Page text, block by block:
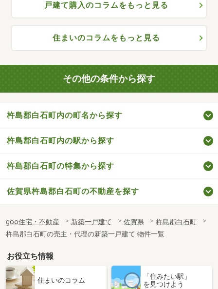
戸建て購入のコラムをもっと見る
住まいのコラムをもっと見る
その他の条件から探す
杵島郡白石町内の町名から探す
杵島郡白石町内の駅から探す
杵島郡白石町の特集から探す
佐賀県杵島郡白石町の不動産を探す
goo住宅・不動産 新築一戸建て 佐賀県
杵島郡白石町
杵島郡白石町の売主・代理の新築一戸建て 物件一覧
お役立ち情報
住まいのコラム
「住みたい駅」
を見つけよう